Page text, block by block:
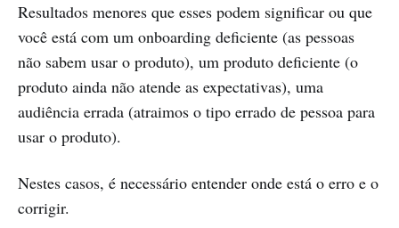
Resultados menores que esses podem significar ou que
você está com um onboarding deficiente (as pessoas
não sabem usar o produto), um produto deficiente (o
produto ainda não atende as expectativas), uma
audiência errada (atraimos o tipo errado de pessoa para
usar o produto).
Nestes casos, é necessário entender onde está o erro e o
corrigir.